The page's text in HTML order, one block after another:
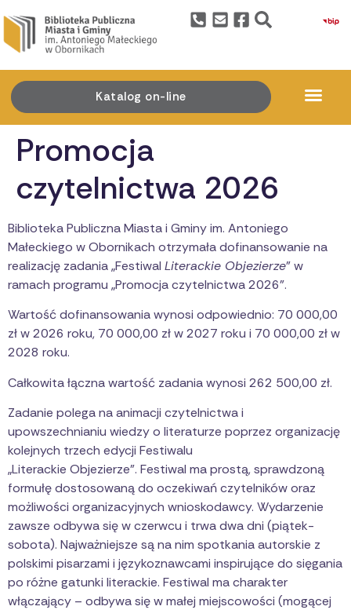
treści
Katalog on-line
Promocja
czytelnictwa 2026
Biblioteka Publiczna Miasta i Gminy im. Antoniego
Małeckiego w Obornikach otrzymała dofinansowanie na
realizację zadania „Festiwal Literackie Objezierze” w
ramach programu „Promocja czytelnictwa 2026”.
Wartość dofinansowania wynosi odpowiednio: 70 000,00
zł w 2026 roku, 70 000,00 zł w 2027 roku i 70 000,00 zł w
2028 roku.
Całkowita łączna wartość zadania wynosi 262 500,00 zł.
Zadanie polega na animacji czytelnictwa i
upowszechnianiu wiedzy o literaturze poprzez organizację
kolejnych trzech edycji Festiwalu
„Literackie Objezierze”. Festiwal ma prostą, sprawdzoną
formułę dostosowaną do oczekiwań czytelników oraz
możliwości organizacyjnych wnioskodawcy. Wydarzenie
zawsze odbywa się w czerwcu i trwa dwa dni (piątek-
sobota). Najważniejsze są na nim spotkania autorskie z
polskimi pisarzami i językoznawcami inspirujące do sięgania
po różne gatunki literackie. Festiwal ma charakter
włączający – odbywa się w małej miejscowości (mogącej